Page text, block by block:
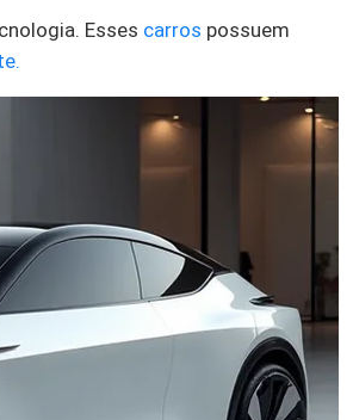
Esses carros possuem